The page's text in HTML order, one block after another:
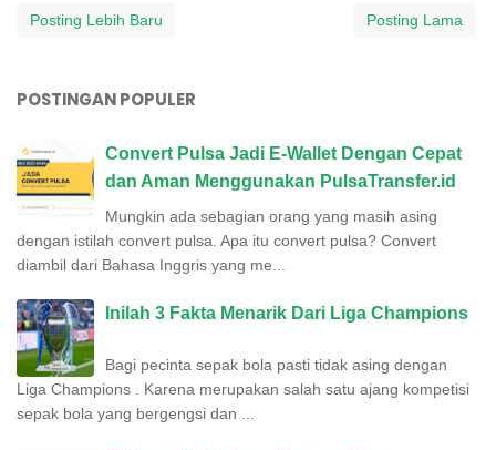
Posting Lebih Baru Posting Lama
POSTINGAN POPULER
Convert Pulsa Jadi E-Wallet Dengan Cepat
dan Aman Menggunakan PulsaTransfer.id
Mungkin ada sebagian orang yang masih asing
dengan istilah convert pulsa. Apa itu convert pulsa? Convert
diambil dari Bahasa Inggris yang me...
Inilah 3 Fakta Menarik Dari Liga Champions
Bagi pecinta sepak bola pasti tidak asing dengan
Liga Champions . Karena merupakan salah satu ajang kompetisi
sepak bola yang bergengsi dan ...